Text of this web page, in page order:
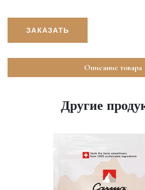
ЗАКАЗАТЬ
Описание товара
Другие